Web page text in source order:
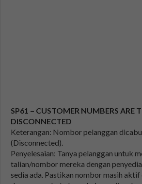
SP61 – CUSTOMER NUMBERS ARE
DISCONNECTED
Keterangan: Nombor pelanggan
(Disconnected).
Penyelesaian: Tanya pelanggan untuk
talian/nombor mereka dengan
sedia ada. Pastikan nombor masih